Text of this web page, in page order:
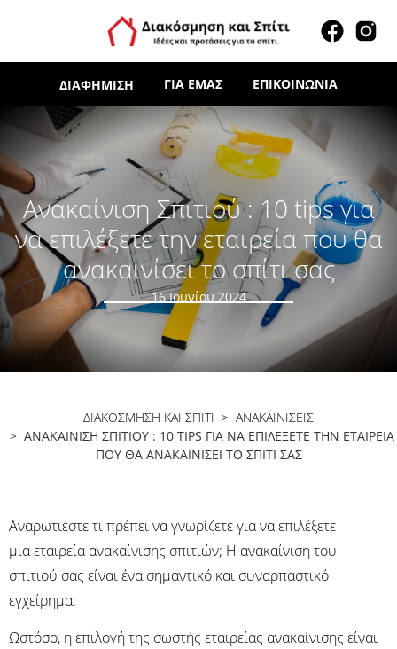
ΔΙΑΦΉΜΙΣΗ ΓΙΑ ΕΜΆΣ ΕΠΙΚΟΙΝΩΝΊΑ
Ανακαίνιση Σπιτιού : 10 tips για
να επιλέξετε την εταιρεία που θα
ανακαινίσει το σπίτι σας
16 Ιουνίου 2024
ΔΙΑΚΟΣΜΗΣΗ ΚΑΙ ΣΠΙΤΙ > ΑΝΑΚΑΙΝΊΣΕΙΣ
> ΑΝΑΚΑΊΝΙΣΗ ΣΠΙΤΙΟΎ : 10 TIPS ΓΙΑ ΝΑ ΕΠΙΛΈΞΕΤΕ ΤΗΝ ΕΤΑΙΡΕΊΑ
ΠΟΥ ΘΑ ΑΝΑΚΑΙΝΊΣΕΙ ΤΟ ΣΠΊΤΙ ΣΑΣ
Αναρωτιέστε τι πρέπει να γνωρίζετε για να επιλέξετε
μια εταιρεία ανακαίνισης σπιτιών; Η ανακαίνιση του
σπιτιού σας είναι ένα σημαντικό και συναρπαστικό
εγχείρημα.
Ωστόσο, η επιλογή της σωστής εταιρείας ανακαίνισης είναι